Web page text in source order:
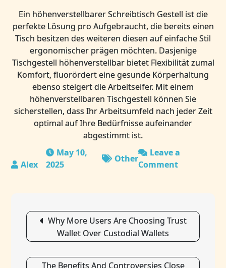
Ein höhenverstellbarer Schreibtisch Gestell ist die
perfekte Lösung pro Aufgebraucht, die bereits einen
Tisch besitzen des weiteren diesen auf einfache Stil
ergonomischer prägen möchten. Dasjenige
Tischgestell höhenverstellbar bietet Flexibilität zumal
Komfort, fluorördert eine gesunde Körperhaltung
ebenso steigert die Arbeitseifer. Mit einem
höhenverstellbaren Tischgestell können Sie
sicherstellen, dass Ihr Arbeitsumfeld nach jeder Zeit
optimal auf Ihre Bedürfnisse aufeinander
abgestimmt ist.
May 10,
2025
Other
Leave a
Comment
Der
Perfekte
Partner
Ihre
Post
navigation
Why More Users Are Choosing Trust
Wallet Over Custodial Wallets
The Benefits And Controversies Close